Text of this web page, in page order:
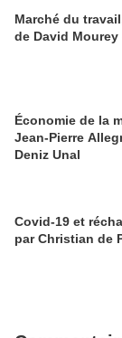
Marché du
de David
Économie de la
Jean-Pierre
Deniz Unal
Covid-19 et
par Christian de